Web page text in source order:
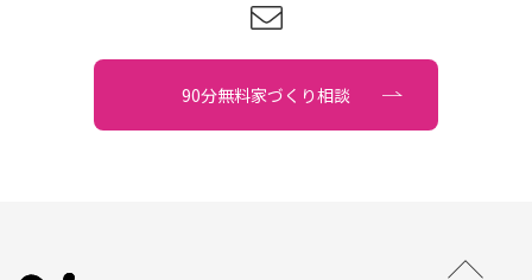
90分無料家づくり相談